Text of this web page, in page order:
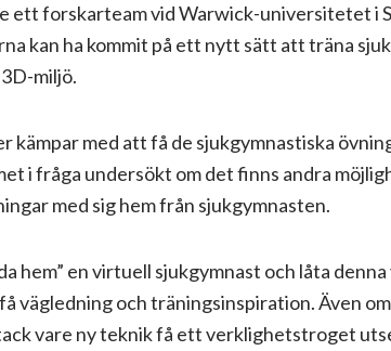
ett forskarteam vid Warwick-universitetet i
kan ha kommit på ett nytt sätt att träna
miljö.
kämpar med att få de sjukgymnastiska
i fråga undersökt om det finns andra
med sig hem från sjukgymnasten.
hem” en virtuell sjukgymnast och låta
vägledning och träningsinspiration. Även
vare ny teknik få ett verklighetstroget